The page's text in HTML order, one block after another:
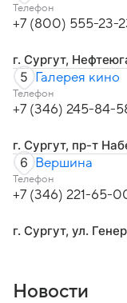
Телефон
+7 (800) 555-23-
г. Сургут,
5 Галерея кино
Телефон
+7 (346) 245-84-
г. Сургут, пр-т
6 Вершина
Телефон
+7 (346) 221-65-
г. Сургут, ул.
Новости